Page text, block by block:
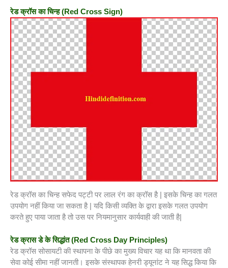
रेड क्रॉस का चिन्ह (Red Cross Sign)
रेड क्रॉस का चिन्ह सफेद पट्टी पर लाल रंग का क्रॉस है | इसके चिन्ह का गलत
उपयोग नहीं किया जा सकता है | यदि किसी व्यक्ति के द्वारा इसके गलत उपयोग
करते हुए पाया जाता है तो उस पर नियमानुसार कार्यवाही की जाती है|
रेड क्रास डे के सिद्धांत (Red Cross Day Principles)
रेड क्रॉस सोसायटी की स्थापना के पीछे का मुख्य विचार यह था कि मानवता की
सेवा कोई सीमा नहीं जानती। इसके संस्थापक हेनरी ड्यूनांट ने यह सिद्ध किया कि